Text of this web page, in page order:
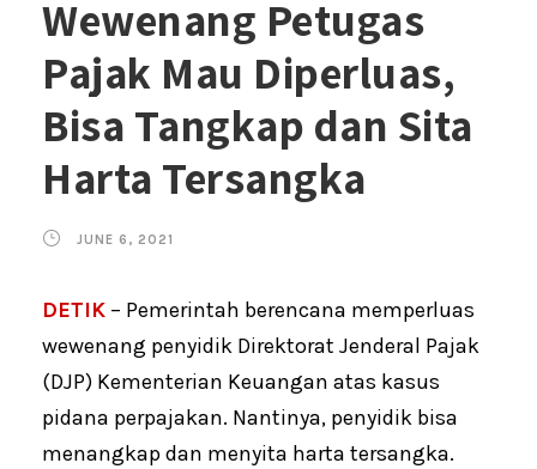
Wewenang Petugas
Pajak Mau Diperluas,
Bisa Tangkap dan Sita
Harta Tersangka
JUNE 6, 2021
DETIK – Pemerintah berencana memperluas
wewenang penyidik Direktorat Jenderal Pajak
(DJP) Kementerian Keuangan atas kasus
pidana perpajakan. Nantinya, penyidik bisa
menangkap dan menyita harta tersangka.